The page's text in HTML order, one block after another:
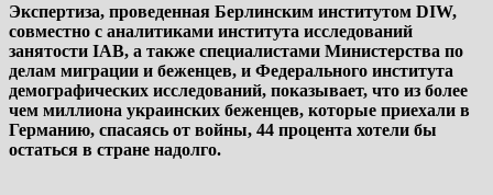
Экспертиза, проведенная Берлинским институтом DIW,
совместно с аналитиками института исследований
занятости IAB, а также специалистами Министерства по
делам миграции и беженцев, и Федерального института
демографических исследований, показывает, что из более
чем миллиона украинских беженцев, которые приехали в
Германию, спасаясь от войны, 44 процента хотели бы
остаться в стране надолго.